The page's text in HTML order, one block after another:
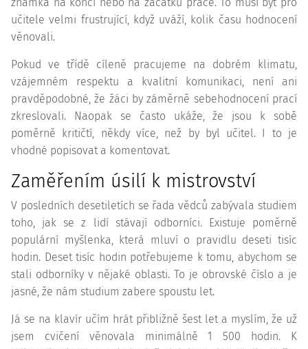
učitele velmi frustrující, když uváží, kolik času hodnocení
věnovali.
Pokud ve třídě cíleně pracujeme na dobrém klimatu,
vzájemném respektu a kvalitní komunikaci, není ani
pravděpodobné, že žáci by záměrně sebehodnocení prací
zkreslovali. Naopak se často ukáže, že jsou k sobě
poměrně kritičtí, někdy více, než by byl učitel. I to je
vhodné popisovat a komentovat.
Zaměřením úsilí k mistrovství
V posledních desetiletích se řada vědců zabývala studiem
toho, jak se z lidí stávají odborníci. Existuje poměrně
populární myšlenka, která mluví o pravidlu deseti tisíc
hodin. Deset tisíc hodin potřebujeme k tomu, abychom se
stali odborníky v nějaké oblasti. To je obrovské číslo a je
jasné, že nám studium zabere spoustu let.
Já se na klavír učím hrát přibližně šest let a myslím, že už
jsem cvičení věnovala minimálně 1 500 hodin. K